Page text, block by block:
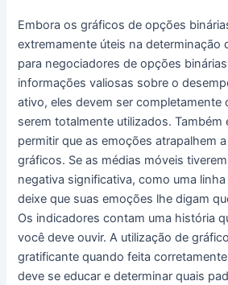
Embora os gráficos de opções
extremamente úteis na determinação
para negociadores de opções
informações valiosas sobre o
ativo, eles devem ser completamente
serem totalmente utilizados. Também
permitir que as emoções atrapalhem
gráficos. Se as médias móveis
negativa significativa, como uma
deixe que suas emoções lhe digam
Os indicadores contam uma história
você deve ouvir. A utilização de
gratificante quando feita
deve se educar e determinar quais